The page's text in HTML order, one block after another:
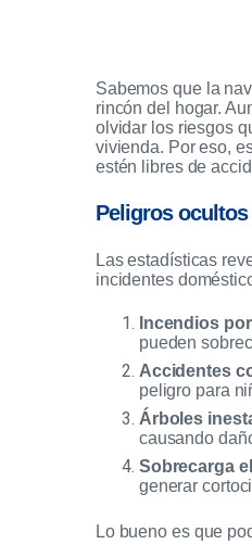
Sabemos que la
rincón del hogar.
olvidar los riesgos
vivienda. Por eso,
estén libres de
Peligros
Las estadísticas
incidentes
Incendios
pueden
Accidentes
peligro para
Árboles
causando
Sobrecarga
generar
Lo bueno es que